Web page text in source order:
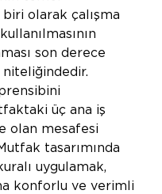
olarak çalışma
son derece
üç ana iş
olan mesafesi
tasarımında
uygulamak,
konforlu ve verimli